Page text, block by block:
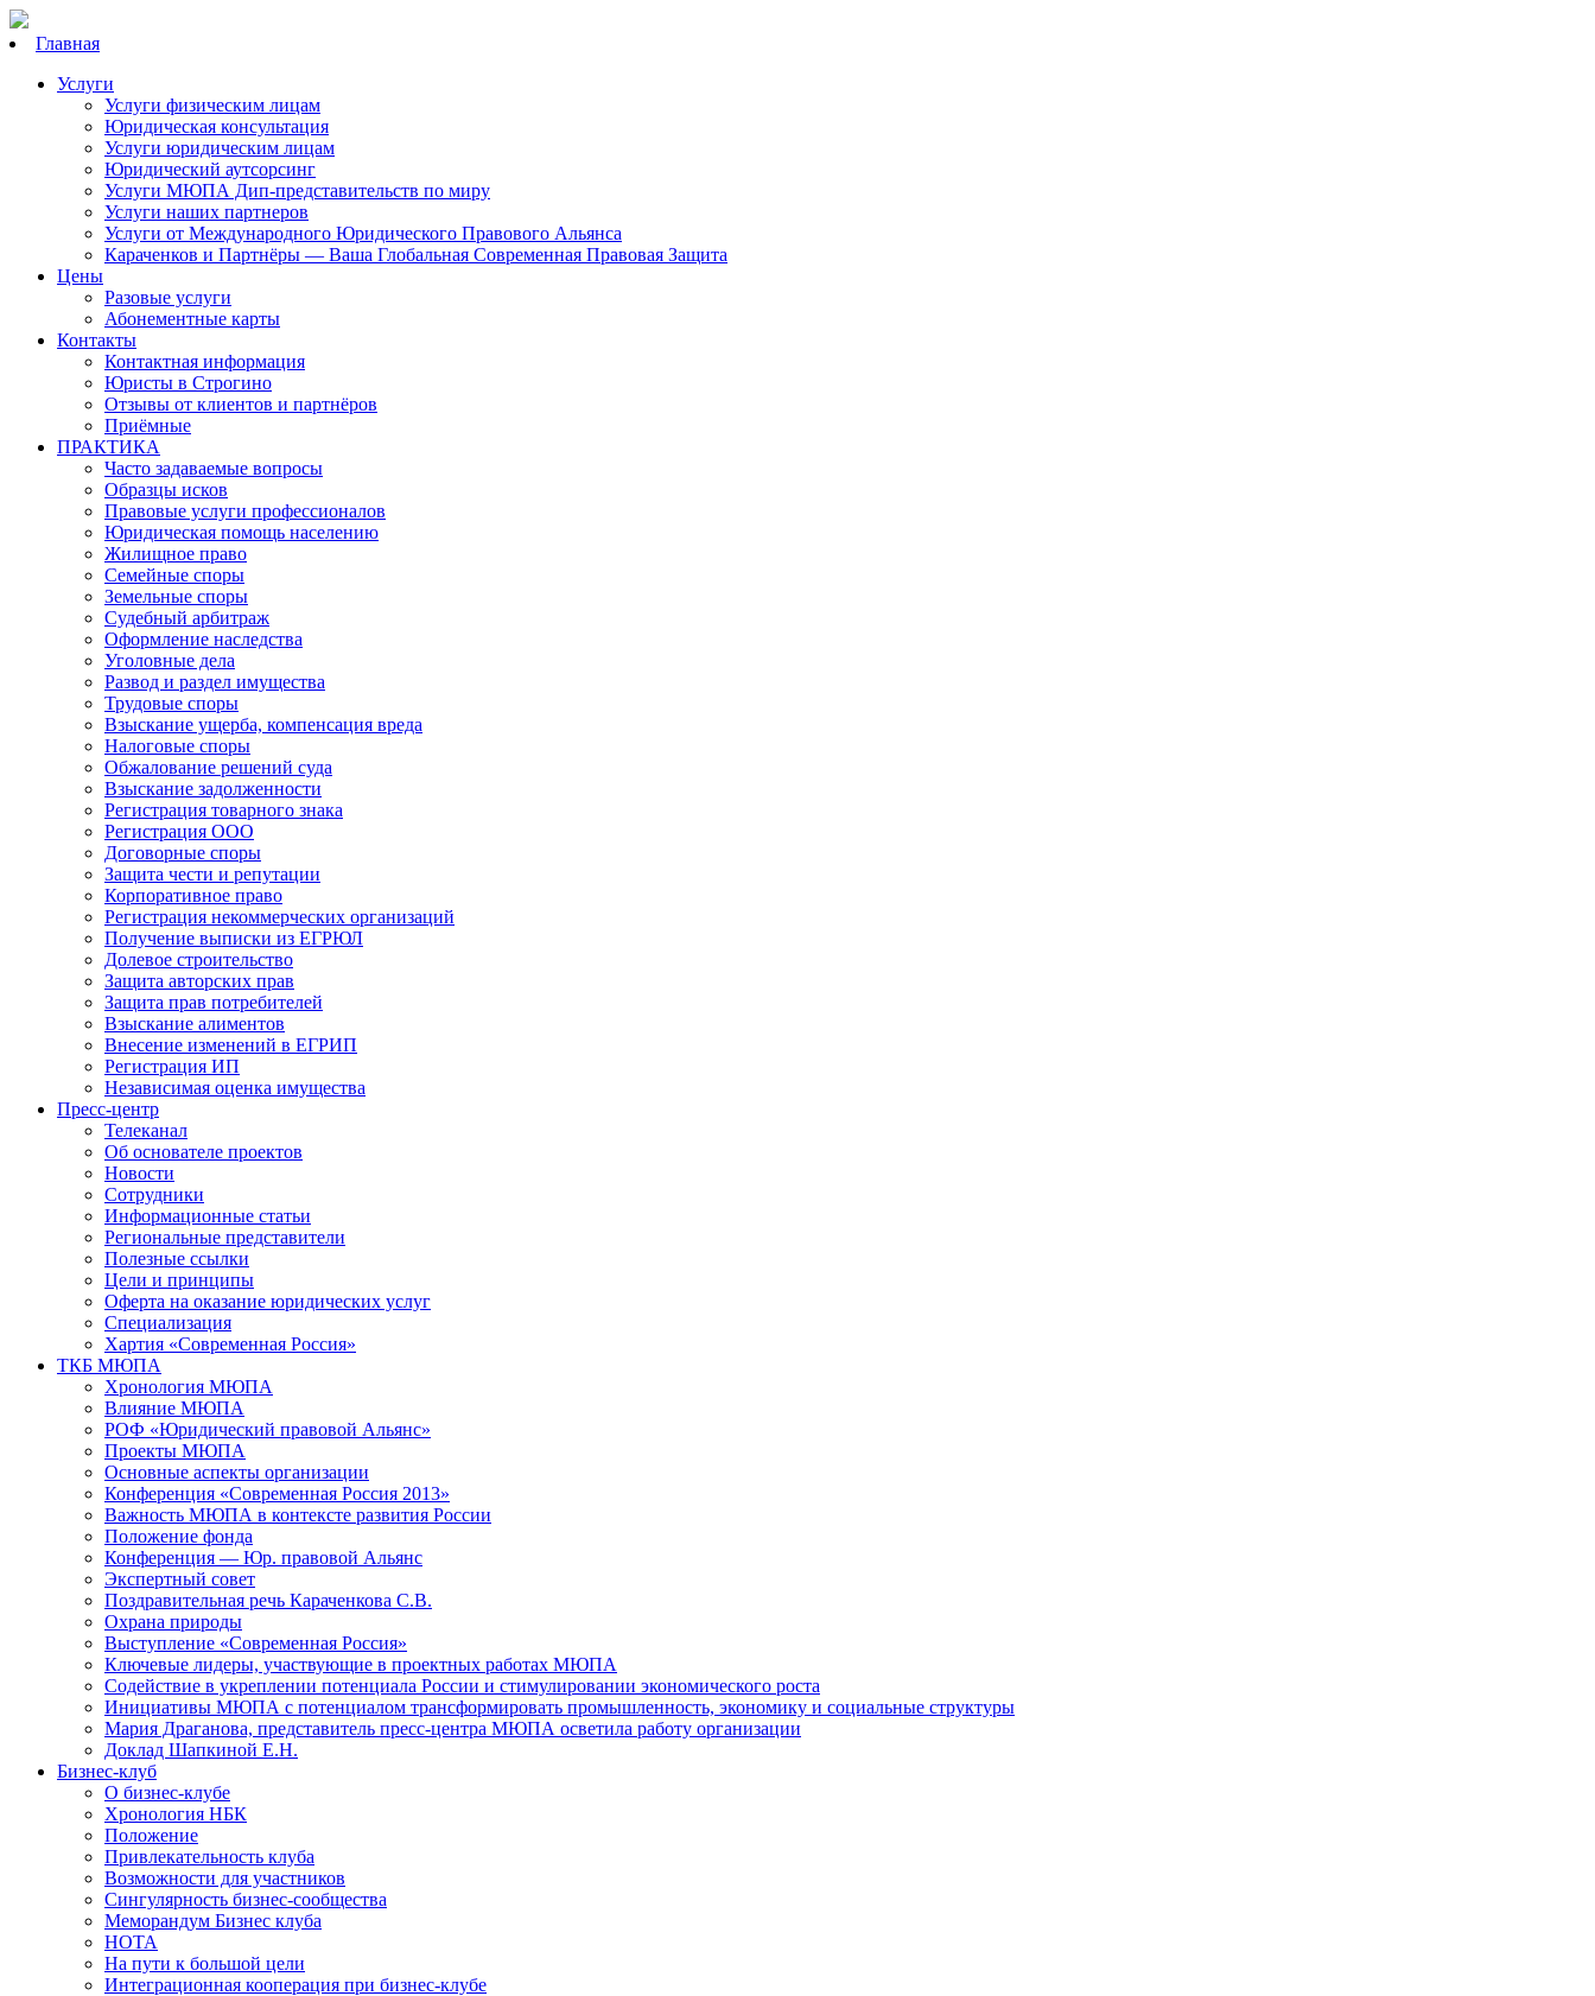
Главная
Услуги
Услуги физическим лицам
Юридическая консультация
Услуги юридическим лицам
Юридический аутсорсинг
Услуги МЮПА Дип-представительств по миру
Услуги наших партнеров
Услуги от Международного Юридического Правового Альянса
Караченков и Партнёры — Ваша Глобальная Современная Правовая Защита
Цены
Разовые услуги
Абонементные карты
Контакты
Контактная информация
Юристы в Строгино
Отзывы от клиентов и партнёров
Приёмные
ПРАКТИКА
Часто задаваемые вопросы
Образцы исков
Правовые услуги профессионалов
Юридическая помощь населению
Жилищное право
Семейные споры
Земельные споры
Судебный арбитраж
Оформление наследства
Уголовные дела
Развод и раздел имущества
Трудовые споры
Взыскание ущерба, компенсация вреда
Налоговые споры
Обжалование решений суда
Взыскание задолженности
Регистрация товарного знака
Регистрация ООО
Договорные споры
Защита чести и репутации
Корпоративное право
Регистрация некоммерческих организаций
Получение выписки из ЕГРЮЛ
Долевое строительство
Защита авторских прав
Защита прав потребителей
Взыскание алиментов
Внесение изменений в ЕГРИП
Регистрация ИП
Независимая оценка имущества
Пресс-центр
Телеканал
Об основателе проектов
Новости
Сотрудники
Информационные статьи
Региональные представители
Полезные ссылки
Цели и принципы
Оферта на оказание юридических услуг
Специализация
Хартия «Современная Россия»
ТКБ МЮПА
Хронология МЮПА
Влияние МЮПА
РОФ «Юридический правовой Альянс»
Проекты МЮПА
Основные аспекты организации
Конференция «Современная Россия 2013»
Важность МЮПА в контексте развития России
Положение фонда
Конференция — Юр. правовой Альянс
Экспертный совет
Поздравительная речь Караченкова С.В.
Охрана природы
Выступление «Современная Россия»
Ключевые лидеры, участвующие в проектных работах МЮПА
Cодействие в укреплении потенциала России и стимулировании экономического роста
Инициативы МЮПА с потенциалом трансформировать промышленность, экономику и социальные структуры
Мария Драганова, представитель пресс-центра МЮПА осветила работу организации
Доклад Шапкиной Е.Н.
Бизнес-клуб
О бизнес-клубе
Хронология НБК
Положение
Привлекательность клуба
Возможности для участников
Сингулярность бизнес-сообщества
Меморандум Бизнес клуба
НОТА
На пути к большой цели
Интеграционная кооперация при бизнес-клубе